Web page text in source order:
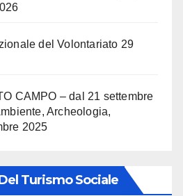
del Volontariato 29
CAMPO – dal 21 settembre
Archeologia,
2025
Turismo Sociale